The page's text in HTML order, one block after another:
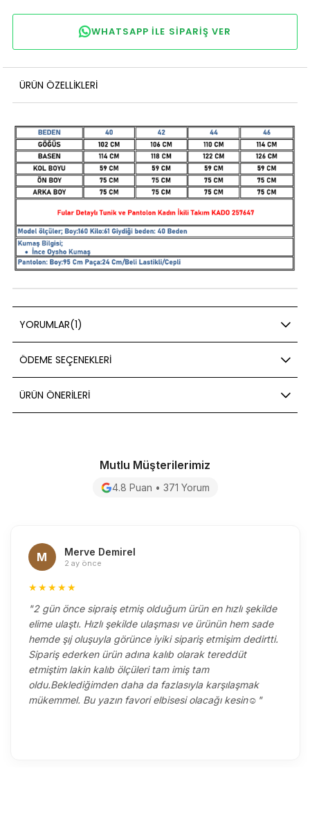
WHATSAPP ILE SIPARIŞ VER
ÜRÜN ÖZELLIKLERI
YORUMLAR(1)
ÖDEME SEÇENEKLERI
ÜRÜN ÖNERILERI
Mutlu Müşterilerimiz
4.8 Puan • 371 Yorum
M Merve Demirel
2 ay önce
★★★★★
"2 gün önce sipraiş etmiş olduğum ürün en hızlı şekilde
elime ulaştı. Hızlı şekilde ulaşması ve ürünün hem sade
hemde şıj oluşuyla görünce iyiki sipariş etmişim dedirtti.
Sipariş ederken ürün adına kalıb olarak tereddüt
etmiştim lakin kalıb ölçüleri tam imiş tam
oldu.Beklediğimden daha da fazlasıyla karşılaşmak
mükemmel. Bu yazın favori elbisesi olacağı kesin☺️"